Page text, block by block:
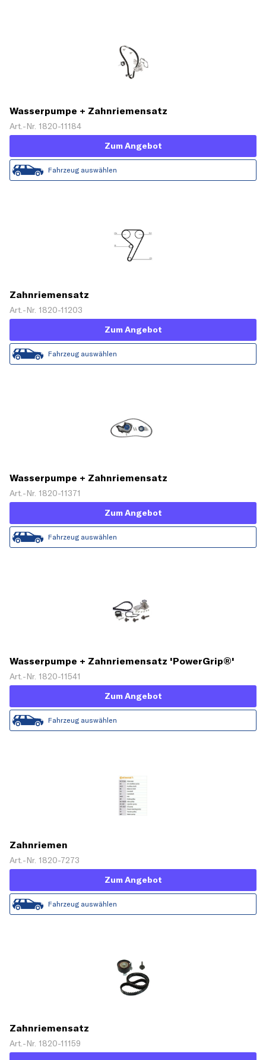
Wasserpumpe + Zahnriemensatz
Art.-Nr. 1820-11184
Zum Angebot
Fahrzeug auswählen
Zahnriemensatz
Art.-Nr. 1820-11203
Zum Angebot
Fahrzeug auswählen
Wasserpumpe + Zahnriemensatz
Art.-Nr. 1820-11371
Zum Angebot
Fahrzeug auswählen
Wasserpumpe + Zahnriemensatz 'PowerGrip®'
Art.-Nr. 1820-11541
Zum Angebot
Fahrzeug auswählen
Zahnriemen
Art.-Nr. 1820-7273
Zum Angebot
Fahrzeug auswählen
Zahnriemensatz
Art.-Nr. 1820-11159